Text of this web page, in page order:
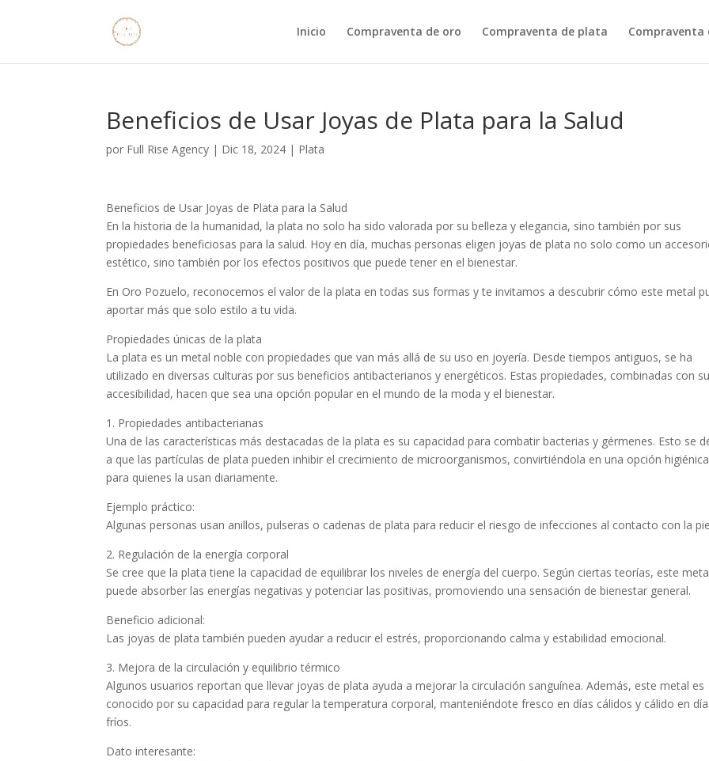
Inicio Compraventa de oro Compraventa de plata Compraventa
Beneficios de Usar Joyas de Plata para la Salud
por Full Rise Agency | Dic 18, 2024 | Plata
Beneficios de Usar Joyas de Plata para la Salud
En la historia de la humanidad, la plata no solo ha sido valorada por su belleza y elegancia, sino también por sus
propiedades beneficiosas para la salud. Hoy en día, muchas personas eligen joyas de plata no solo como un
estético, sino también por los efectos positivos que puede tener en el bienestar.
En Oro Pozuelo, reconocemos el valor de la plata en todas sus formas y te invitamos a descubrir cómo este metal
aportar más que solo estilo a tu vida.
Propiedades únicas de la plata
La plata es un metal noble con propiedades que van más allá de su uso en joyería. Desde tiempos antiguos, se ha
utilizado en diversas culturas por sus beneficios antibacterianos y energéticos. Estas propiedades, combinadas con
accesibilidad, hacen que sea una opción popular en el mundo de la moda y el bienestar.
1. Propiedades antibacterianas
Una de las características más destacadas de la plata es su capacidad para combatir bacterias y gérmenes. Esto se
a que las partículas de plata pueden inhibir el crecimiento de microorganismos, convirtiéndola en una opción higiénica
para quienes la usan diariamente.
Ejemplo práctico:
Algunas personas usan anillos, pulseras o cadenas de plata para reducir el riesgo de infecciones al contacto con la
2. Regulación de la energía corporal
Se cree que la plata tiene la capacidad de equilibrar los niveles de energía del cuerpo. Según ciertas teorías, este
puede absorber las energías negativas y potenciar las positivas, promoviendo una sensación de bienestar general.
Beneficio adicional:
Las joyas de plata también pueden ayudar a reducir el estrés, proporcionando calma y estabilidad emocional.
3. Mejora de la circulación y equilibrio térmico
Algunos usuarios reportan que llevar joyas de plata ayuda a mejorar la circulación sanguínea. Además, este metal es
conocido por su capacidad para regular la temperatura corporal, manteniéndote fresco en días cálidos y cálido en
fríos.
Dato interesante: